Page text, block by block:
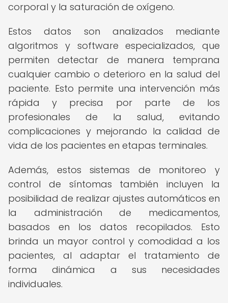
corporal y la saturación de oxígeno.
Estos datos son analizados mediante
algoritmos y software especializados, que
permiten detectar de manera temprana
cualquier cambio o deterioro en la salud del
paciente. Esto permite una intervención más
rápida y precisa por parte de los
profesionales de la salud, evitando
complicaciones y mejorando la calidad de
vida de los pacientes en etapas terminales.
Además, estos sistemas de monitoreo y
control de síntomas también incluyen la
posibilidad de realizar ajustes automáticos en
la administración de medicamentos,
basados en los datos recopilados. Esto
brinda un mayor control y comodidad a los
pacientes, al adaptar el tratamiento de
forma dinámica a sus necesidades
individuales.